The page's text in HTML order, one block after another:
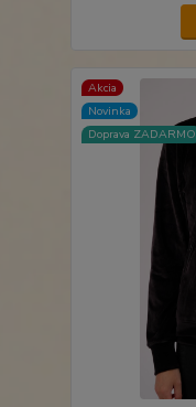
Akcia
Novinka
Doprava ZADARMO